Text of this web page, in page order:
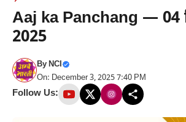
Aaj ka Panchang — 04
2025
ByNCI
On: December 3, 2025 7:40 PM
Follow Us: